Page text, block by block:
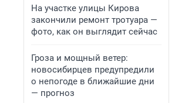
На участке улицы Кирова
закончили ремонт тротуара —
фото, как он выглядит сейчас
Гроза и мощный ветер:
новосибирцев предупредили
о непогоде в ближайшие дни
— прогноз